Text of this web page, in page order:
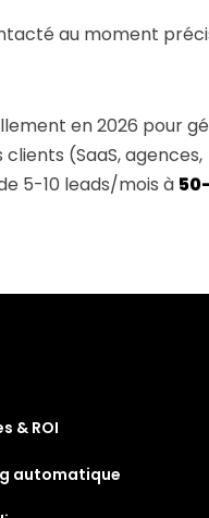
au moment
en 2026 pour
(SaaS, agences,
5-10 leads/mois à
& ROI
automatique